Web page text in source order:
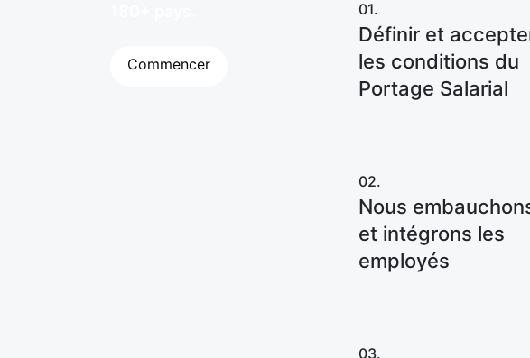
Commencer
01.
Définir et
les conditions du
Portage Salarial
02.
Nous
et intégrons les
employés
03.